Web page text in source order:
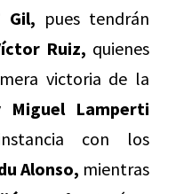
Gil, pues tendrán
Ruiz, quienes
victoria de la
Miguel Lamperti
con los
Alonso, mientras